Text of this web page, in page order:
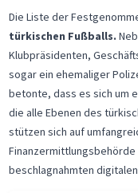
Die Liste der
türkischen Fußballs.
Klubpräsidenten,
sogar ein ehemaliger
betonte, dass es sich um
die alle Ebenen des
stützen sich auf
Finanzermittlungsbehörde
beschlagnahmten